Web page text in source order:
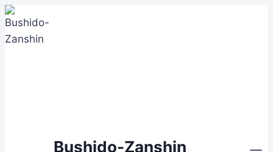
Zum
Inhalt
springen
Bushido-Zanshin